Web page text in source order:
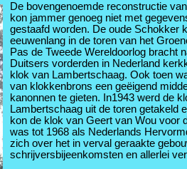
De bovengenoemde reconstructie
kon jammer genoeg niet met
gestaafd worden. De oude Schokker
eeuwenlang in de toren van het
Pas de Tweede Wereldoorlog bracht
Duitsers vorderden in Nederland
klok van Lambertschaag. Ook toen
van klokkenbrons een geëigend
kanonnen te gieten. In1943 werd de
Lambertschaag uit de toren getakeld
kon de klok van Geert van Wou voor
was tot 1968 als Nederlands
zich over het in verval geraakte
schrijversbijeenkomsten en allerlei